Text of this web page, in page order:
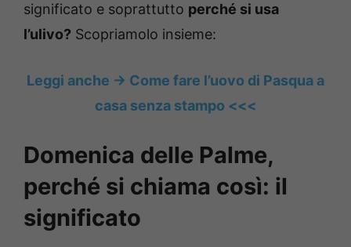
significato e soprattutto perché si usa
l’ulivo? Scopriamolo insieme:
Leggi anche -> Come fare l’uovo di Pasqua a
casa senza stampo <<<
Domenica delle Palme,
perché si chiama così: il
significato